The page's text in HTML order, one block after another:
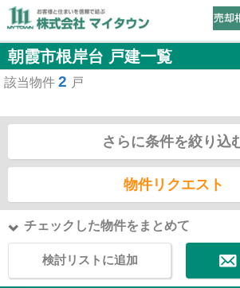
朝霞市根岸台 戸建一覧
該当物件 2 戸
さらに条件を絞り込
物件リクエスト
チェックした物件をまとめて
検討リストに追加